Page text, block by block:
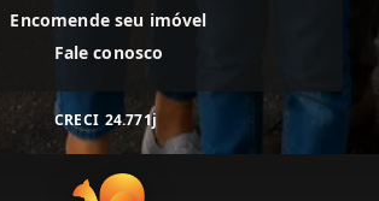
Encomende seu imóvel
Fale conosco
CRECI 24.771j